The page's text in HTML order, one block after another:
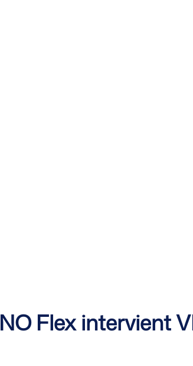
Flex intervient